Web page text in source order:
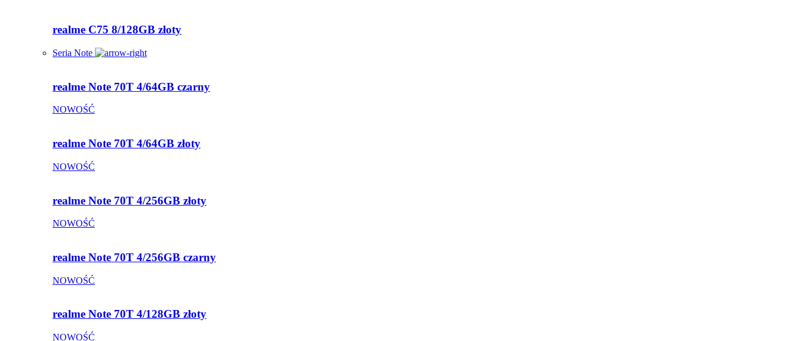
realme C75 8/128GB złoty
Seria Note
realme Note 70T 4/64GB czarny
NOWOŚĆ
realme Note 70T 4/64GB złoty
NOWOŚĆ
realme Note 70T 4/256GB złoty
NOWOŚĆ
realme Note 70T 4/256GB czarny
NOWOŚĆ
realme Note 70T 4/128GB złoty
NOWOŚĆ